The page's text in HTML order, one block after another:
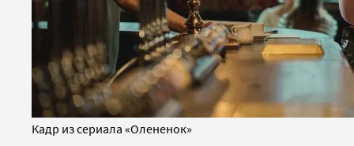
Кадр из сериала «Олененок»